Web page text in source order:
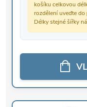
košíku celkovou
rozdělení uveďte do
Délky stejné šířky